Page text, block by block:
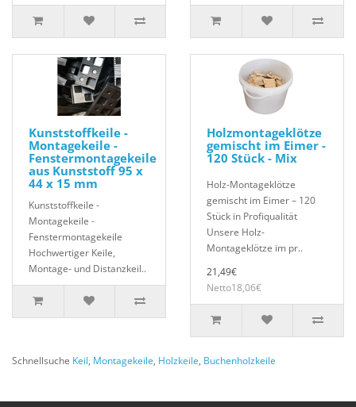
Kunststoffkeile -
Montagekeile -
Fenstermontagekeile
aus Kunststoff 95 x
44 x 15 mm
Kunststoffkeile -
Montagekeile -
Fenstermontagekeile
Hochwertiger Keile,
Montage- und Distanzkeil..
Holzmontageklötze
gemischt im Eimer -
120 Stück - Mix
Holz-Montageklötze
gemischt im Eimer – 120
Stück in Profiqualität
Unsere Holz-
Montageklötze im pr..
21,49€
Netto18,06€
Schnellsuche Keil, Montagekeile, Holzkeile, Buchenholzkeile